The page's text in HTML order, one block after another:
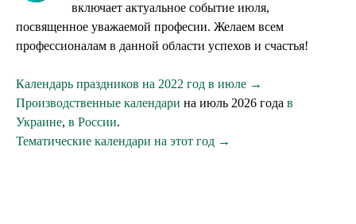
включает актуальное событие июля,
посвященное уважаемой професии. Желаем всем
профессионалам в данной области успехов и счастья!
Календарь праздников на 2022 год в июле →
Производственные календари на июль 2026 года в
Украине, в России.
Тематические календари на этот год →